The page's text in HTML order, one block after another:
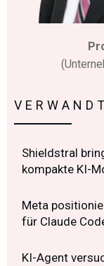
Shieldstral
kompakte KI-
Meta
für Claude
KI-Agent